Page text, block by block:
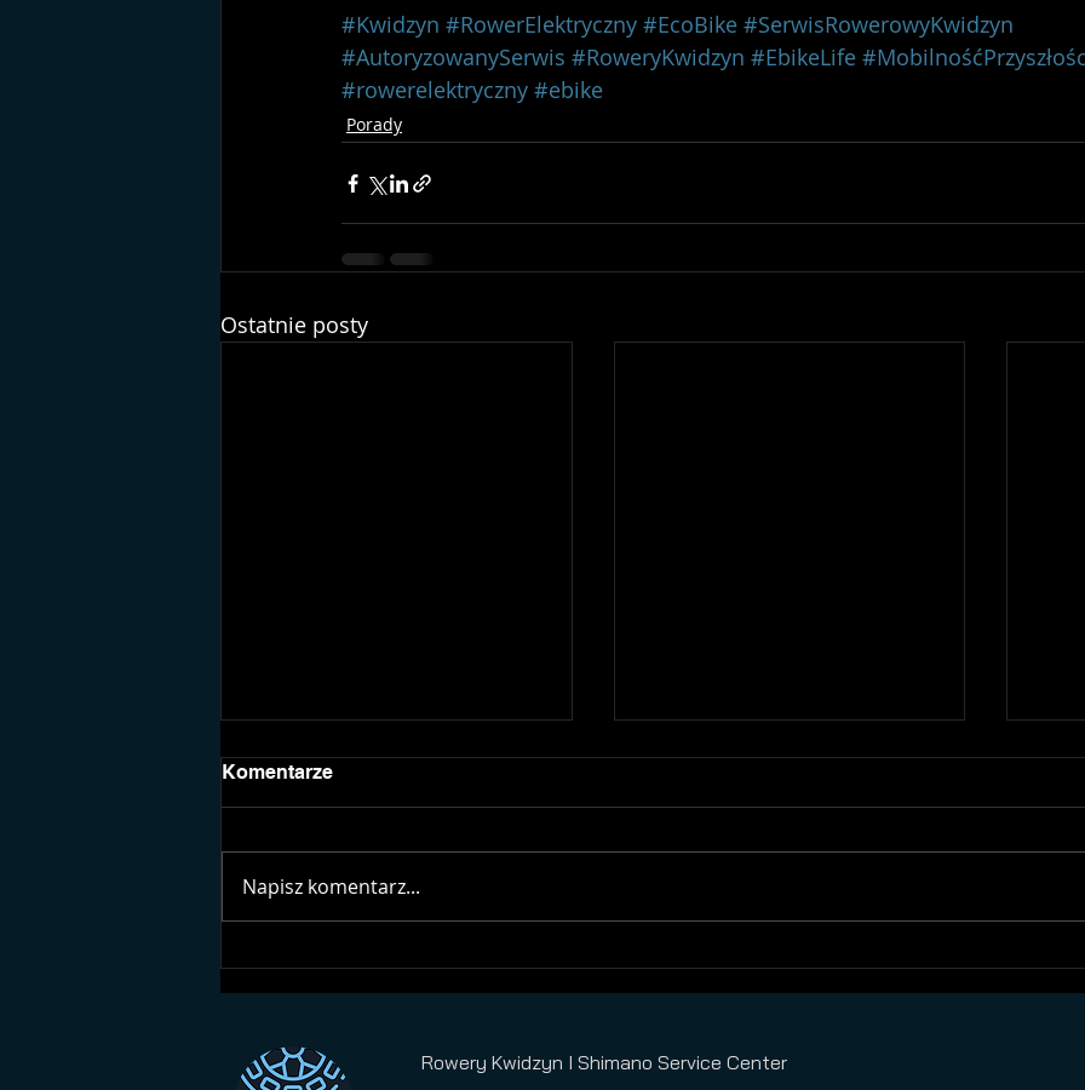
#Kwidzyn #RowerElektryczny #EcoBike #SerwisRowerowyKwidzyn
#AutoryzowanySerwis #RoweryKwidzyn #EbikeLife
#rowerelektryczny #ebike
Porady
Ostatnie posty
Co zabrać na wycieczkę
Przychodzimy z pomocą.
Czy
Komentarze
Napisz komentarz...
Rowery Kwidzyn I Shimano Service Center